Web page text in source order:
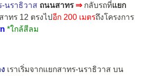
-นราธิวาส ถนนสาทร ⇒กลับรถที่แยก
ทร 12 ตรงไปอีก 200 เมตรถึงโครงการ
*ใกล้สีลม
เราเริ่มจากแยกสาทร-นราธิวาส บน